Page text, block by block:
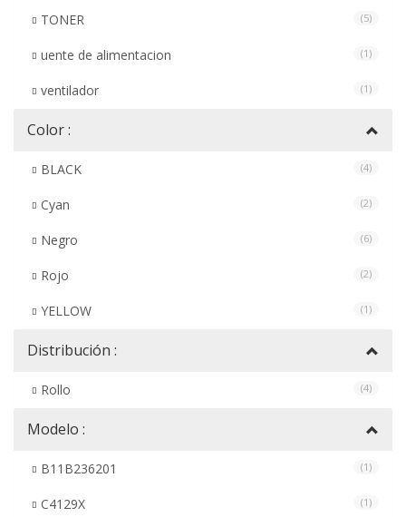
TONER (5)
uente de alimentacion (1)
ventilador (1)
Color :
BLACK (4)
Cyan (2)
Negro (6)
Rojo (2)
YELLOW (1)
Distribución :
Rollo (4)
Modelo :
B11B236201 (1)
C4129X (1)